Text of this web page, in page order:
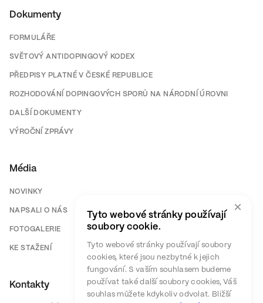
Dokumenty
FORMULÁŘE
SVĚTOVÝ ANTIDOPINGOVÝ KODEX
PŘEDPISY PLATNÉ V ČESKÉ REPUBLICE
ROZHODOVÁNÍ DOPINGOVÝCH SPORŮ NA NÁRODNÍ ÚROVNI
DALŠÍ DOKUMENTY
VÝROČNÍ ZPRÁVY
Média
NOVINKY
NAPSALI O NÁS
FOTOGALERIE
KE STAŽENÍ
Kontakty
×
Tyto webové stránky používají
soubory cookie.
Tyto webové stránky používají soubory
cookies, které jsou nezbytné k jejich
fungování. S vaším souhlasem budeme
používat také další soubory cookies, Váš
souhlas můžete kdykoliv odvolat. Bližší